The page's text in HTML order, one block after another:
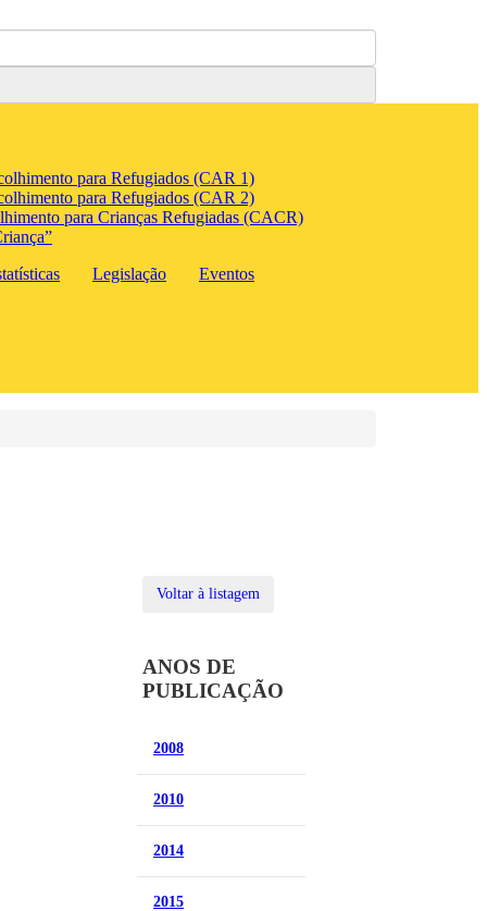
para Refugiados (CAR 1)
para Refugiados (CAR 2)
para Crianças Refugiadas (CACR)
Legislação Eventos
Voltar à listagem
ANOS DE
PUBLICAÇÃO
2008
2010
2014
2015